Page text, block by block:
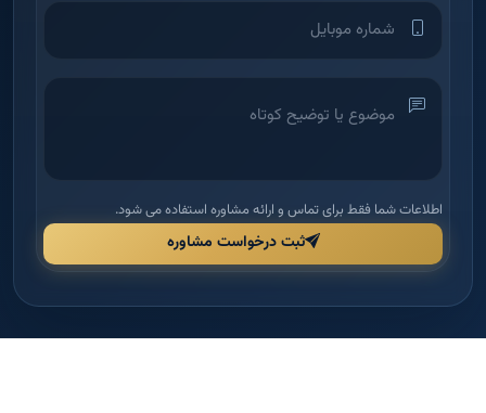
اطلاعات شما فقط برای تماس و ارائه مشاوره استفاده می شود.
ثبت درخواست مشاوره